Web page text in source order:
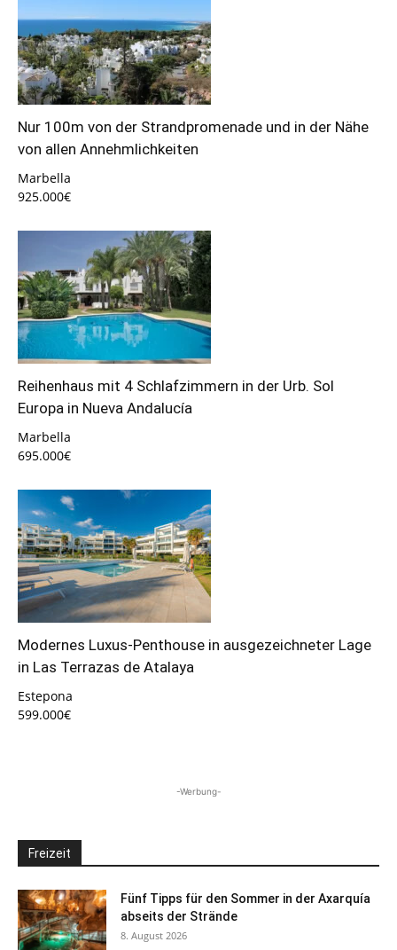
Nur 100m von der Strandpromenade und in der Nähe
von allen Annehmlichkeiten
Marbella
925.000€
Reihenhaus mit 4 Schlafzimmern in der Urb. Sol
Europa in Nueva Andalucía
Marbella
695.000€
Modernes Luxus-Penthouse in ausgezeichneter Lage
in Las Terrazas de Atalaya
Estepona
599.000€
-Werbung-
Freizeit
Fünf Tipps für den Sommer in der Axarquía
abseits der Strände
8. August 2026